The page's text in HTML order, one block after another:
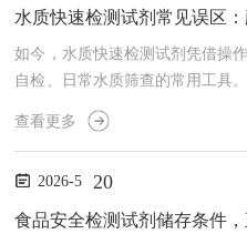
失真失效，看似完整的检测流程
水质快速检测试剂多为化学配比
响...
如今，水质快速检测试剂凭借操
自检、日常水质筛查的常用工具
水，还是日常监测生活用水、户
色，就能快速判断水质状况。但
色越深，并不代表水体污染越严
让检测结果che底失真，误导大
查看更多
2026-5 20
食品安全检测试剂储存条件